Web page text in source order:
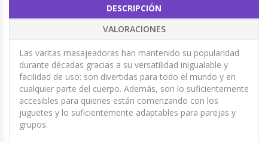
DESCRIPCIÓN
VALORACIONES
Las varitas masajeadoras han mantenido su popularidad
durante décadas gracias a su versatilidad inigualable y
facilidad de uso: son divertidas para todo el mundo y en
cualquier parte del cuerpo. Además, son lo suficientemente
accesibles para quienes están comenzando con los
juguetes y lo suficientemente adaptables para parejas y
grupos.